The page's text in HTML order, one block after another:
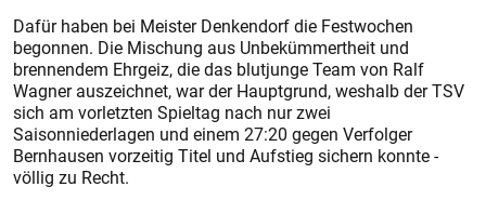
Dafür haben bei Meister Denkendorf die Festwochen
begonnen. Die Mischung aus Unbekümmertheit und
brennendem Ehrgeiz, die das blutjunge Team von Ralf
Wagner auszeichnet, war der Hauptgrund, weshalb der TSV
sich am vorletzten Spieltag nach nur zwei
Saisonniederlagen und einem 27:20 gegen Verfolger
Bernhausen vorzeitig Titel und Aufstieg sichern konnte -
völlig zu Recht.